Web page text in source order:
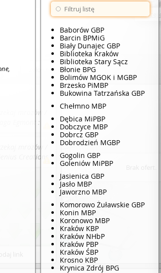
Więcej
Zgłoś problem
mrozów /
Egmont :
mrozów /
Creations
Kup
Baborów GBP
Barcin BPMiG
Biały Dunajec GBP
Biblioteka Kraków
Biblioteka Stary Sącz
Błonie BPG
Bolimów MGOK i MGBP
Brzesko PiMBP
Bukowina Tatrzańska GBP
Chełmno MBP
Dębica MiPBP
Dobczyce MBP
Dobrcz GBP
Dobrodzień MGBP
Gogolin GBP
Goleniów MiPBP
Jasienica GBP
Jasło MBP
Jaworzno MBP
Komorowo Żuławskie GBP
Konin MBP
Koronowo MBP
Kraków KBP
Kraków NHbP
Kraków PBP
Kraków ŚBP
Krosno KBP
Krynica Zdrój BPG